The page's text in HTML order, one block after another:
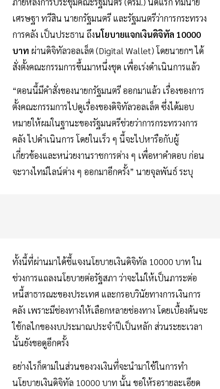
เศรษฐา ทวีสิน นายกรัฐมนตรี และรัฐมนตรีว่าการกระทรวง
การคลัง เป็นประธาน ถึงนโยบายแจกเงินดิจิทัล 10000
บาท ผ่านดิจิทัลวอลเล็ต (Digital Wallet) โดยนายกฯ ได้
สั่งตั้งคณะกรรมการขึ้นมาหนึ่งชุด เพื่อเร่งดำเนินการแล้ว
“ตอนนี้มีคำสั่งของนายกรัฐมนตรี ออกมาแล้ว เรื่องของการ
ตั้งคณะกรรมการไปดูเรื่องของดิจิทัลวอลเล็ต ซึ่งได้มอบ
หมายให้ผมในฐานะของรัฐมนตรีช่วยว่าการกระทรวงการ
คลัง ไปดำเนินการ โดยในเร็ว ๆ นี้จะไปหารือกับผู้
เกี่ยวข้องและหน่วยงานราชการต่าง ๆ เพื่อหาคำตอบ ก่อน
จะวางไทม์ไลน์ต่าง ๆ ออกมาอีกครั้ง” นายจุลพันธ์ ระบุ
ทั้งนี้ที่ผ่านมาได้ชี้แจงนโยบายเงินดิจิทัล 10000 บาท ใน
ช่วงการแถลงนโยบายต่อรัฐสภา ว่าจะไม่ให้เป็นภาระต่อ
หนี้สาธารณะของประเทศ และกรอบวินัยทางการเงินการ
คลัง เพราะมีช่องทางให้เลือกหลายช่องทาง โดยเบื้องต้นจะ
ใช้กลไกของงบประมาณประจำปีเป็นหลัก ส่วนระยะเวลา
นั้นยังขอดูอีกครั้ง
อย่างไรก็ตามในส่วนของวงเงินที่จะนำมาใช้ในการทำ
นโยบายเงินดิจิทัล 10000 บาท นั้น ขอให้รอรายละเอียด